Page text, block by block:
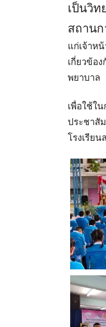
เป็นวิท
สถานก
แก่เจ้าห
เกี่ยวข้อ
พยาบาล
เพื่อใช้ใ
ประชาสั
โรงเรีย